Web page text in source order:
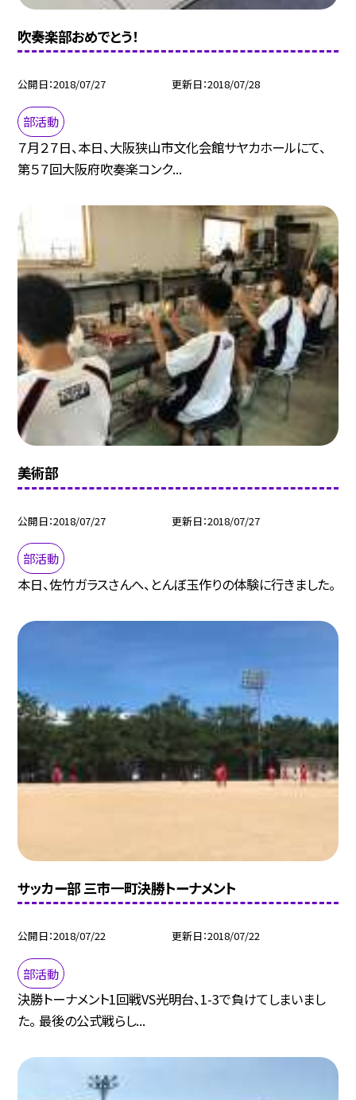
吹奏楽部おめでとう！
公開日 2018/07/27 更新日 2018/07/28
部活動
７月２７日、本日、大阪狭山市文化会館サヤカホールにて、
第５７回大阪府吹奏楽コンク...
美術部
公開日 2018/07/27 更新日 2018/07/27
部活動
本日、佐竹ガラスさんへ、とんぼ玉作りの体験に行きました。
サッカー部 三市一町決勝トーナメント
公開日 2018/07/22 更新日 2018/07/22
部活動
決勝トーナメント1回戦VS光明台、1-3で負けてしまいまし
た。 最後の公式戦らし...